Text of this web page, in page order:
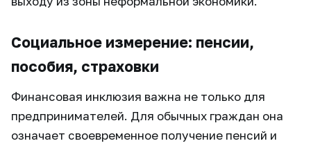
Социальное измерение: пенсии,
пособия, страховки
Финансовая инклюзия важна не только для
предпринимателей. Для обычных граждан она
означает своевременное получение пенсий и